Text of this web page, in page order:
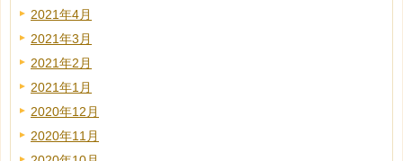
2021年4月
2021年3月
2021年2月
2021年1月
2020年12月
2020年11月